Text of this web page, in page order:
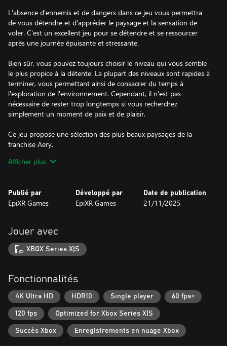
L'absence d'ennemis et de dangers dans ce jeu vous permettra
de vous détendre et d'apprécier le paysage et la sensation de
voler. C'est un excellent jeu pour se détendre et se ressourcer
après une journée épuisante et stressante.
Bien sûr, vous pouvez toujours choisir le niveau qui vous semble
le plus propice à la détente. La plupart des niveaux sont rapides à
terminer, vous permettant ainsi de consacrer du temps à
l'exploration de l'environnement. Cependant, il n'est pas
nécessaire de rester trop longtemps si vous recherchez
simplement un moment de paix et de plaisir.
Ce jeu propose une sélection des plus beaux paysages de la
franchise Aery.
respirez profondément…
Afficher plus
Publié par
EpiXR Games
Développé par
EpiXR Games
Date de publication
21/11/2025
Jouer avec
XBOX Series X|S
Fonctionnalités
4K Ultra HD HDR10 Single player 60 fps+
120 fps Optimized for Xbox Series X|S
Succès Xbox Enregistrements en nuage Xbox